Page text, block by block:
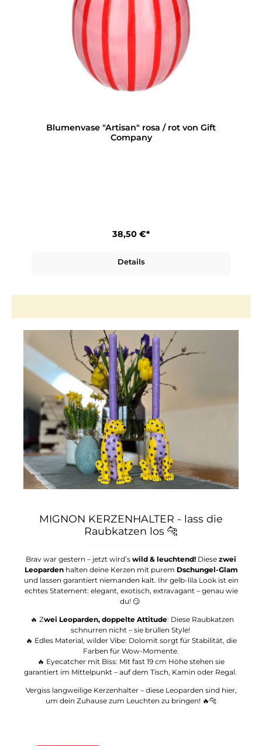
Blumenvase "Artisan" rosa / rot von Gift
Company
38,50 €*
Details
MIGNON KERZENHALTER - lass die
Raubkatzen los 🐆
Brav war gestern – jetzt wird’s wild & leuchtend! Diese zwei
Leopardenhalten deine Kerzen mit purem Dschungel-Glam
und lassen garantiert niemanden kalt. Ihr gelb-lila Look ist ein
echtes Statement: elegant, exotisch, extravagant – genau wie
du! 😏
🔥 Zwei Leoparden, doppelte Attitude: Diese Raubkatzen
schnurren nicht – sie brüllen Style!
🔥 Edles Material, wilder Vibe: Dolomit sorgt für Stabilität, die
Farben für Wow-Momente.
🔥 Eyecatcher mit Biss: Mit fast 19 cm Höhe stehen sie
garantiert im Mittelpunkt – auf dem Tisch, Kamin oder Regal.
Vergiss langweilige Kerzenhalter – diese Leoparden sind hier,
um dein Zuhause zum Leuchten zu bringen! 🔥🐆